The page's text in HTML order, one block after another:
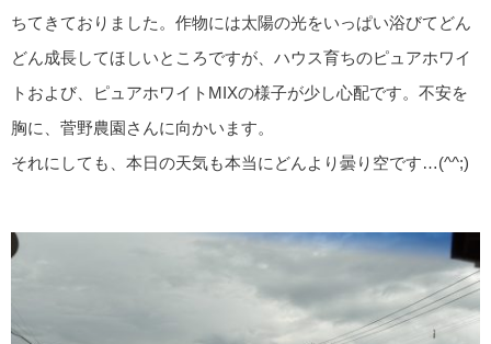
ちてきておりました。作物には太陽の光をいっぱい浴びてどん
どん成長してほしいところですが、ハウス育ちのピュアホワイ
トおよび、ピュアホワイトMIXの様子が少し心配です。不安を
胸に、菅野農園さんに向かいます。
それにしても、本日の天気も本当にどんより曇り空です…(^^;)